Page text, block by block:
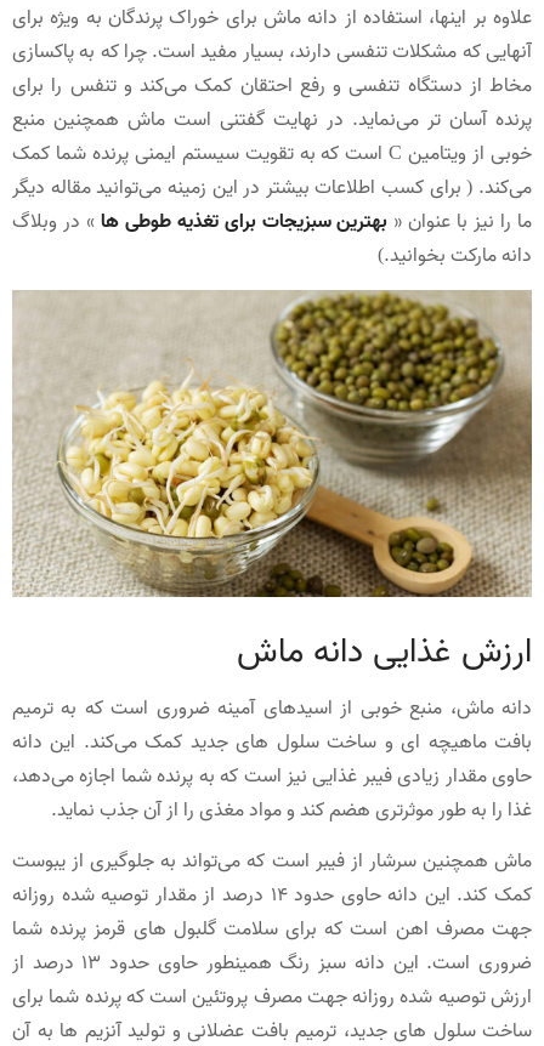
علاوه بر اینها، استفاده از دانه ماش برای خوراک پرندگان به ویژه برای
آنهایی که مشکلات تنفسی دارند، بسیار مفید است. چرا که به پاکسازی
مخاط از دستگاه تنفسی و رفع احتقان کمک می‌کند و تنفس را برای
پرنده آسان تر می‌نماید. در نهایت گفتنی است ماش همچنین منبع
خوبی از ویتامین C است که به تقویت سیستم ایمنی پرنده شما کمک
می‌کند. ( برای کسب اطلاعات بیشتر در این زمینه می‌توانید مقاله دیگر
ما را نیز با عنوان « بهترین سبزیجات برای تغذیه طوطی‌ ها» در وبلاگ
دانه مارکت بخوانید.)
ارزش غذایی دانه ماش
دانه ماش، منبع خوبی از اسیدهای آمینه ضروری است که به ترمیم
بافت ماهیچه ای و ساخت سلول های جدید کمک می‌کند. این دانه
حاوی مقدار زیادی فیبر غذایی نیز است که به پرنده شما اجازه می‌دهد،
غذا را به طور موثرتری هضم کند و مواد مغذی را از آن جذب نماید.
ماش همچنین سرشار از فیبر است که می‌تواند به جلوگیری از یبوست
کمک کند. این دانه حاوی حدود 14 درصد از مقدار توصیه شده روزانه
جهت مصرف اهن است که برای سلامت گلبول های قرمز پرنده شما
ضروری است. این دانه سبز رنگ همینطور حاوی حدود 13 درصد از
ارزش توصیه شده روزانه جهت مصرف پروتئین است که پرنده شما برای
ساخت سلول های جدید، ترمیم بافت عضلانی و تولید آنزیم ها به آن